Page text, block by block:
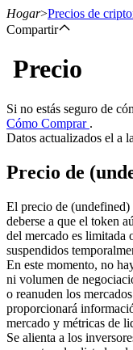
Futuros
Futuros del USDT
Futuros que
Hogar>Precios de
Compartir
Precio
Si no estás seguro de
Cómo Comprar .
Datos actualizados el a
Precio de
El precio de (undefined)
deberse a que el token
del mercado es limitada
suspendidos
En este momento, no
ni volumen de
o reanuden los
proporcionará
mercado y métricas de
Se alienta a los